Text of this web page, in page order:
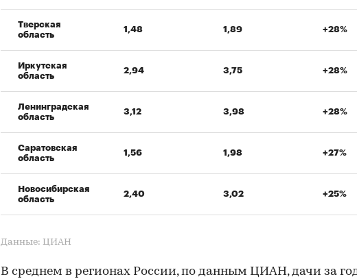
Тверская
область
1,48 1,89 +28%
Иркутская
область
2,94 3,75 +28%
Ленинградская
область
3,12 3,98 +28%
Саратовская
область
1,56 1,98 +27%
Новосибирская
область
2,40 3,02 +25%
Данные: ЦИАН
В среднем в регионах России, по данным ЦИАН, дачи за